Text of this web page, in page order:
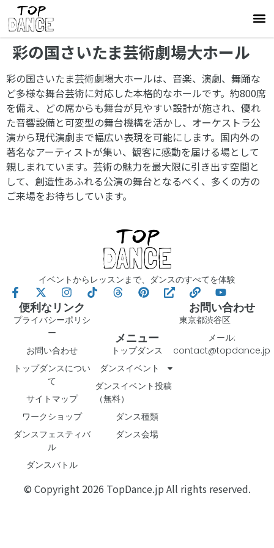
彩の国さいたま芸術劇場大ホール
彩の国さいたま芸術劇場大ホールは、音楽、演劇、舞踊な
ど多様な舞台芸術に対応した本格的なホールです。約800席
を備え、どの席からも舞台が見やすい設計が施され、優れ
た音響設備と可変型の舞台機構を活かし、オーケストラ公
演から現代演劇まで幅広い表現を可能にします。国内外の
著名なアーティストが集い、観客に感動を届ける場として
親しまれています。芸術の魅力を最大限に引き出す空間と
して、創造性あふれる公演の舞台となるべく、多くの方の
ご来場をお待ちしています。
イベントからレッスンまで、ダンスのすべてを体験
便利なリンク
プライバシーポリシ
ー
お問い合わせ
トップダンスについ
て
サイトマップ
ワークショップ
ダンスフェスティバ
ル
ダンスバトル
メニュー
トップダンス
ダンスイベント
ダンスイベント投稿
（無料）
ダンス種類
ダンス会場
お問い合わせ
東京都渋谷区
メール:
contact@topdance.jp
© Copyright 2026 TopDance.jp All rights reserved.